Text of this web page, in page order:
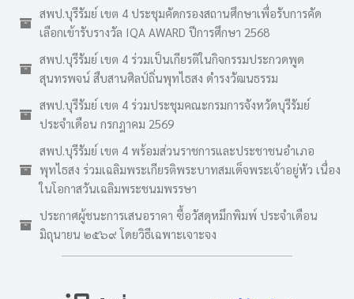
สพป.บุรีรัมย์ เขต 4 ประชุมคัดกรองสถานศึกษาเพื่อรับการคัด
เลือกเข้ารับรางวัล IQA AWARD ปีการศึกษา 2568
สพป.บุรีรัมย์ เขต 4 ร่วมเป็นเกียรติในกิจกรรมประกวดพูด
สุนทรพจน์ สืบสานศิลป์ถิ่นพุทไธสง ดำรงวัฒนธรรม
สพป.บุรีรัมย์ เขต 4 ร่วมประชุมคณะกรมการจังหวัดบุรีรัมย์
ประจำเดือน กรกฎาคม 2569
สพป.บุรีรัมย์ เขต 4 พร้อมส่วนราชการและประชาชนอำเภอ
พุทไธสง ร่วมเฉลิมพระเกียรติพระบาทสมเด็จพระเจ้าอยู่หัว เนื่อง
ในโอกาสวันเฉลิมพระชนมพรรษา
ประกาศผู้ชนะการเสนอราคา ซื้อวัสดุหมึกพิมพ์ ประจำเดือน
มิถุนายน ๒๕๖๙ โดยวิธีเฉพาะเจาะจง